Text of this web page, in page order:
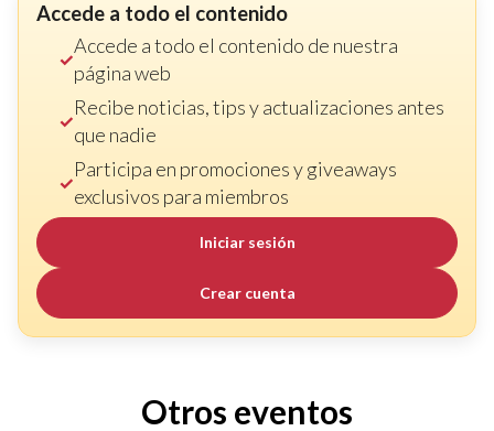
Accede a todo el contenido
Accede a todo el contenido de nuestra
página web
Recibe noticias, tips y actualizaciones antes
que nadie
Participa en promociones y giveaways
exclusivos para miembros
Iniciar sesión
Crear cuenta
Otros eventos